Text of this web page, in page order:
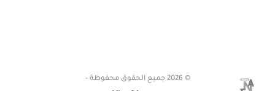
© 2026
جميع الحقوق محفوظة -